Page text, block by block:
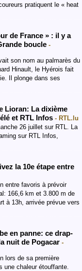
pratiquent le « heat
de France » : il y a
boucle -
son nom au palmarès du
Hinault, le Hyérois fait
Il plonge dans ses
Lioran: La dixième
et RTL Infos - RTL.lu
26 juillet sur RTL. La
sur RTL Infos,
la 10e étape entre
entre favoris à prévoir
166,6 km et 3.800 m de
à 13h, arrivée prévue vers
en panne: ce drap-
nuit de Pogacar -
lors de sa première
une chaleur étouffante.